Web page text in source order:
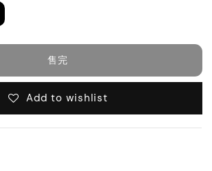
售完
Add to wishlist